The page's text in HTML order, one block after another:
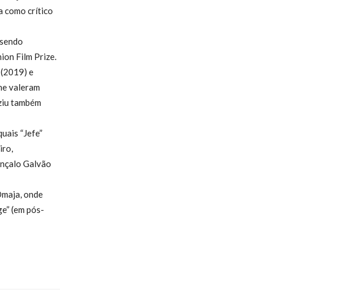
como crítico
Film Prize.
(2019) e
valeram
também
“Jefe”
Galvão
onde
(em pós-